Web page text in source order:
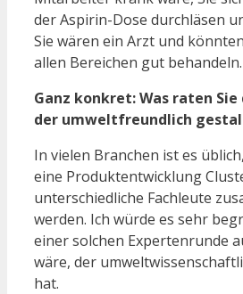
der Aspirin-Dose durchläsen
Sie wären ein Arzt und
allen Bereichen gut behandeln.
Ganz konkret: Was raten
der umweltfreundlich
In vielen Branchen ist es
eine Produktentwicklung
unterschiedliche Fachleute
werden. Ich würde es sehr
einer solchen Expertenrunde
wäre, der
hat.